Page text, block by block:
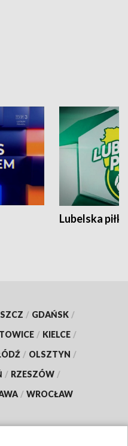
Lubelska piłka
/ GDAŃSK /
/ KIELCE /
/ OLSZTYN /
/ RZESZÓW /
/ WROCŁAW